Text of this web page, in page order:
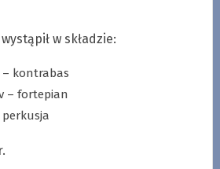
w składzie:
– kontrabas
– fortepian
perkusja